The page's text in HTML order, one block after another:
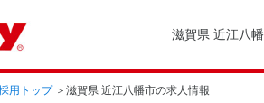
滋賀県 近江八
用トップ ＞ 滋賀県 近江八幡市の求人情報